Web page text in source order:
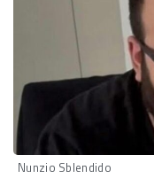
Nunzio Sblendido